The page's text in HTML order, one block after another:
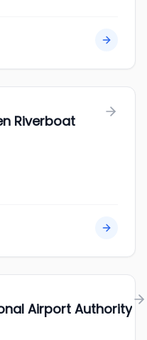
Riverboat
Airport Authority